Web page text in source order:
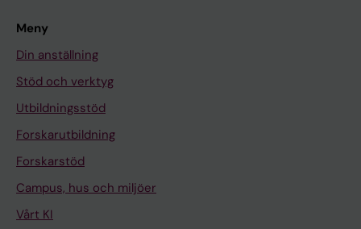
Meny
Din anställning
Stöd och verktyg
Utbildningsstöd
Forskarutbildning
Forskarstöd
Campus, hus och miljöer
Vårt KI